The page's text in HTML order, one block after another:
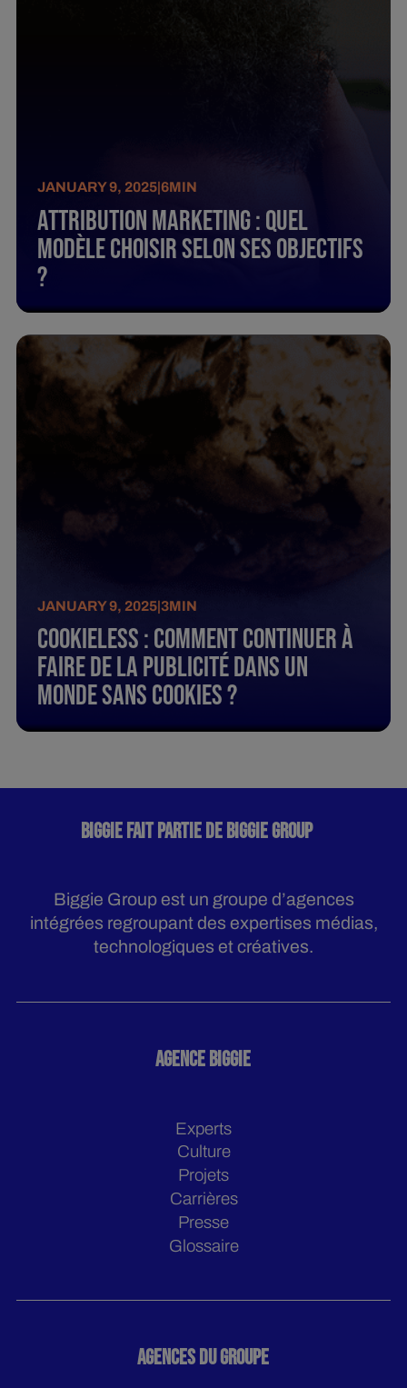
JANUARY 9, 2025|6MIN
Attribution marketing : quel
modèle choisir selon ses objectifs
?
JANUARY 9, 2025|3MIN
Cookieless : Comment continuer à
faire de la publicité dans un
monde sans cookies ?
BIGGIE FAIT PARTIE DE BIGGIE GROUP
Biggie Group est un groupe d’agences
intégrées regroupant des expertises médias,
technologiques et créatives.
AGENCE BIGGIE
Experts
Culture
Projets
Carrières
Presse
Glossaire
AGENCES DU GROUPE